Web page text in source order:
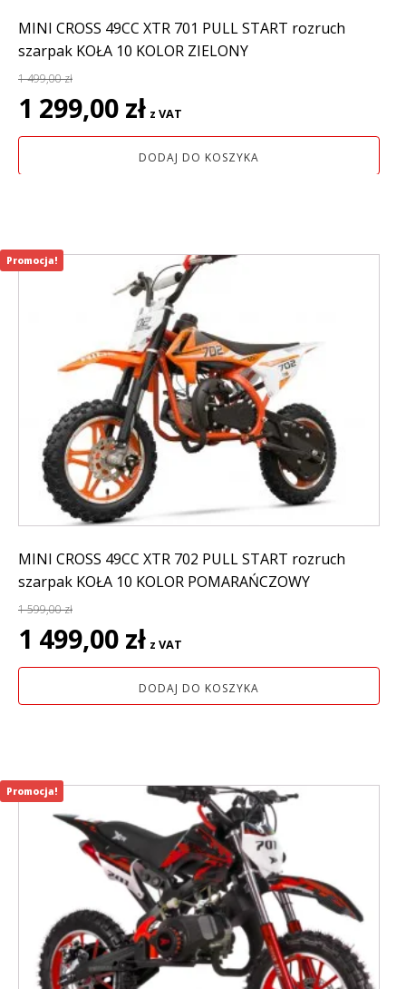
MINI CROSS 49CC XTR 701 PULL START rozruch
szarpak KOŁA 10 KOLOR ZIELONY
1 499,00zł
Pierwotna
cena
wynosiła:
1 299,00 zł cena
wynosi:
1
z VAT
DODAJ DO KOSZYKA
MINI CROSS 49CC XTR 702 PULL START rozruch
szarpak KOŁA 10 KOLOR POMARAŃCZOWY
1 599,00zł
Pierwotna
cena
wynosiła:
1 499,00 zł cena
wynosi:
1
z VAT
DODAJ DO KOSZYKA
Promocja!
Promocja!